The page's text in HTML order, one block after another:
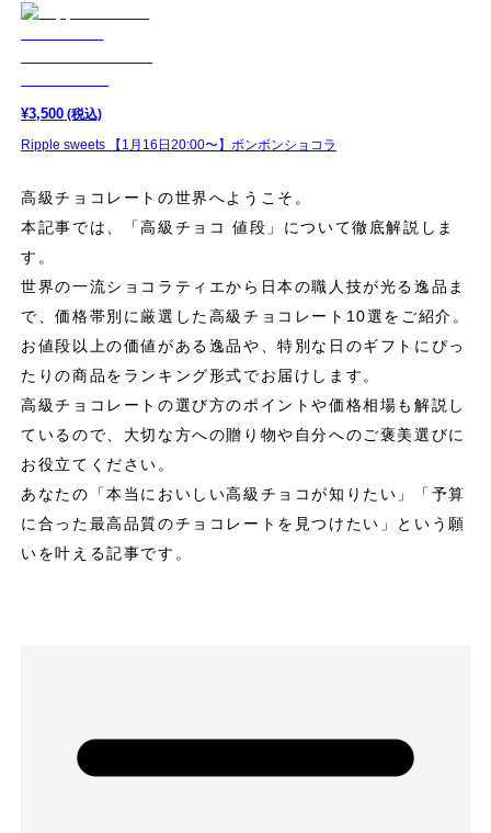
¥3,500 (税込)
Ripple sweets 【1月16日20:00〜】ボンボンショコラ
高級チョコレートの世界へようこそ。
本記事では、「高級チョコ 値段」について徹底解説しま
す。
世界の一流ショコラティエから日本の職人技が光る逸品ま
で、価格帯別に厳選した高級チョコレート10選をご紹介。
お値段以上の価値がある逸品や、特別な日のギフトにぴっ
たりの商品をランキング形式でお届けします。
高級チョコレートの選び方のポイントや価格相場も解説し
ているので、大切な方への贈り物や自分へのご褒美選びに
お役立てください。
あなたの「本当においしい高級チョコが知りたい」「予算
に合った最高品質のチョコレートを見つけたい」という願
いを叶える記事です。